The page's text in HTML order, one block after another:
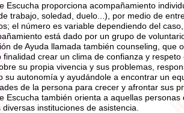
Escucha proporciona acompañamiento
trabajo, soledad, duelo...), por medio de
el número es variable dependiendo del
está dado por un grupo de
de Ayuda llamada también counseling, que
finalidad crear un clima de confianza y
su propia vivencia y sus problemas,
su autonomía y ayudándole a encontrar un
de la persona para crecer y afrontar sus
Escucha también orienta a aquellas
instituciones de asistencia.